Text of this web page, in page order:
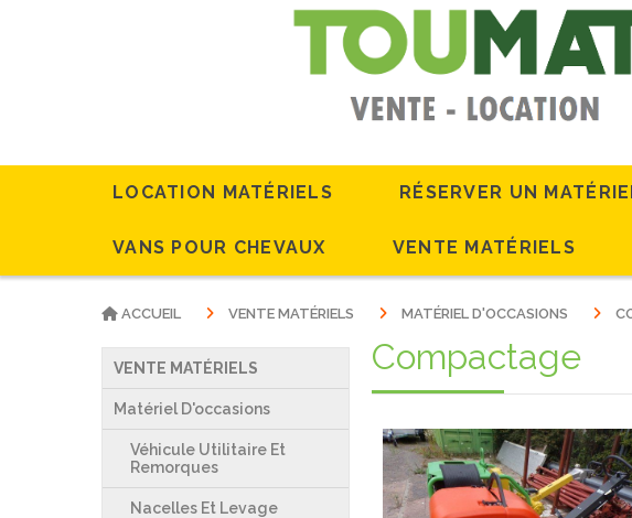
LOCATION MATÉRIELS RÉSERVER UN
VANS POUR CHEVAUX VENTE MATÉRIELS
VENTE MATÉRIELS
Matériel D'occasions
Véhicule Utilitaire Et
Remorques
Nacelles Et Levage
ACCUEIL VENTE MATÉRIELS MATÉRIEL D'OCCASIONS
Compactage